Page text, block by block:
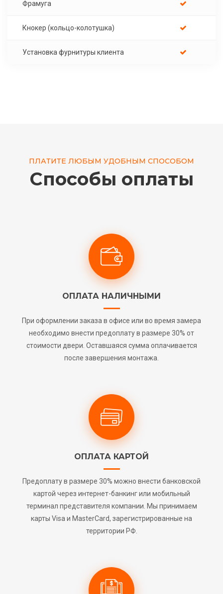
Фрамуга
Кнокер (кольцо-колотушка)
Установка фурнитуры клиента
ПЛАТИТЕ ЛЮБЫМ УДОБНЫМ СПОСОБОМ
Способы оплаты
ОПЛАТА НАЛИЧНЫМИ
При оформлении заказа в офисе или во время замера
необходимо внести предоплату в размере 30% от
стоимости двери. Оставшаяся сумма оплачивается
после завершения монтажа.
ОПЛАТА КАРТОЙ
Предоплату в размере 30% можно внести банковской
картой через интернет-банкинг или мобильный
терминал представителя компании. Мы принимаем
карты Visa и MasterCard, зарегистрированные на
территории РФ.